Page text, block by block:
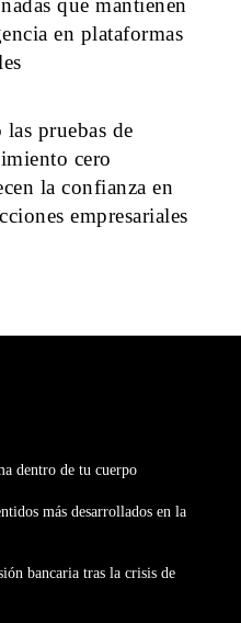
que mantienen
en plataformas
pruebas de
cero
la confianza en
empresariales
dentro de tu cuerpo
más desarrollados en la
bancaria tras la crisis de